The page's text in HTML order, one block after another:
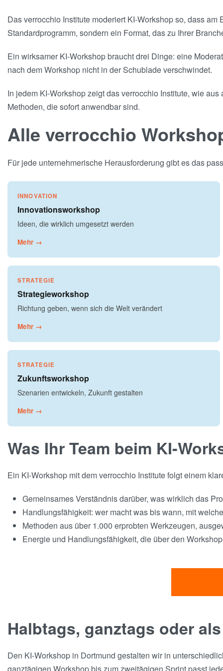
Das verrocchio Institute moderiert KI-Workshop so, dass
Standardprogramm, sondern ein Format, das zu Ihrer
Ein wirksamer KI-Workshop braucht drei Dinge: eine
nach dem Workshop nicht in der Schublade verschwindet.
In jedem KI-Workshop zeigt das verrocchio Institute, wie
Methoden, die sofort anwendbar sind.
Alle verrocchio
Für jede unternehmerische Herausforderung gibt es das
INNOVATION
Innovationsworkshop
Ideen, die wirklich umgesetzt werden
Mehr →
STRATEGIE
Strategieworkshop
Richtung geben, wenn sich die Welt verändert
Mehr →
STRATEGIE
Zukunftsworkshop
Szenarien entwickeln, Zukunft gestalten
Mehr →
Was Ihr Team beim KI-
Ein KI-Workshop mit dem verrocchio Institute folgt einem
Gemeinsames Verständnis darüber, was wirklich das
Handlungsfähigkeit: wer macht was bis wann, mit
Methoden aus über 1.000 erprobten Werkzeugen,
Energie und Handlungsfähigkeit, die über den
Halbtags, ganztags oder
Den KI-Workshop in Dortmund gestalten wir in